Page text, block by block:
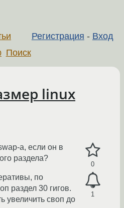
Регистрация - Вход
Поиск
linux
0
1
а, если он в
раздела?
по
раздел 30 гигов.
увеличить своп до